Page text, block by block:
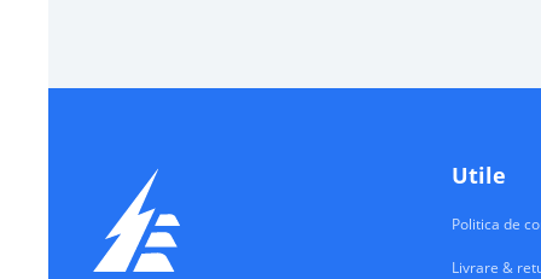
Utile
Politica de
Livrare &